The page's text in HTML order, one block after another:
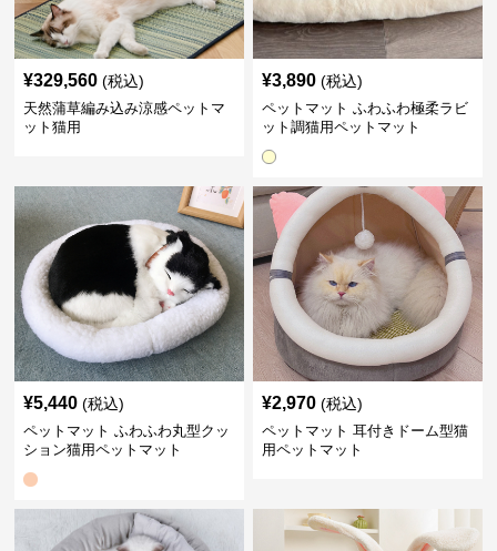
¥329,560 (税込)
天然蒲草編み込み涼感ペットマ
ット猫用
¥3,890 (税込)
ペットマット ふわふわ極柔ラビ
ット調猫用ペットマット
¥5,440 (税込)
ペットマット ふわふわ丸型クッ
ション猫用ペットマット
¥2,970 (税込)
ペットマット 耳付きドーム型猫
用ペットマット